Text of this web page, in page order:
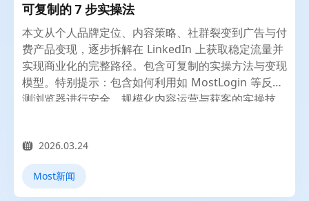
可复制的 7 步实操法
本文从个人品牌定位、内容策略、社群裂变到广告与付
费产品变现，逐步拆解在 LinkedIn 上获取稳定流量并
实现商业化的完整路径。包含可复制的实操方法与变现
模型。特别提示：包含如何利用如 MostLogin 等反检
测浏览器进行安全、规模化内容运营与获客的实操技
2026.03.24
Most新闻